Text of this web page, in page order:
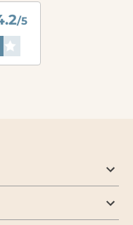
/5